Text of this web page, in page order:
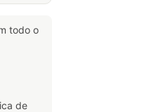
todo o
de